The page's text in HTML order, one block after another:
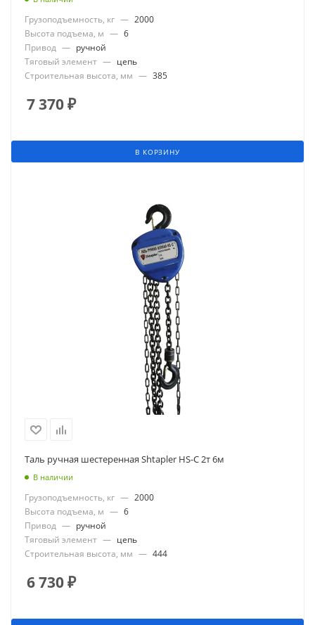
Грузоподъемность, кг — 2000
Высота подъема, м — 6
Привод — ручной
Тяговый элемент — цепь
Строительная высота, мм — 385
7 370₽
В КОРЗИНУ
Таль ручная шестеренная Shtapler HS-C 2т 6м
В наличии
Грузоподъемность, кг — 2000
Высота подъема, м — 6
Привод — ручной
Тяговый элемент — цепь
Строительная высота, мм — 444
6 730₽